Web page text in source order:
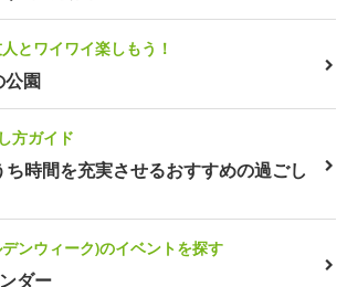
とワイワイ楽しもう！
公園
方ガイド
時間を充実させるおすすめの過ごし
ンウィーク)のイベントを探す
ダー